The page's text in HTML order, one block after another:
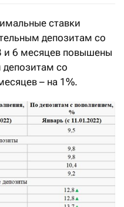
ставки
депозитам со
и 6 месяцев повышены
депозитам со
– на 1%.